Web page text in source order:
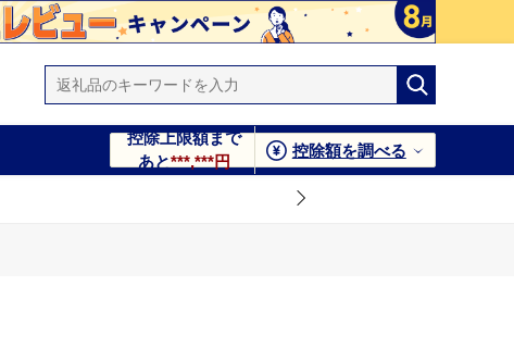
控除上限額まで
あと***,***円
控除額を調べる